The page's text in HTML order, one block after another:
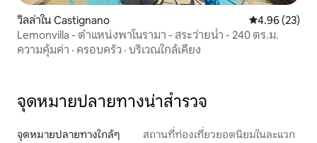
วิลล่าใน Castignano คะแนนเฉลี่ย
4.96 (23)
Lemonvilla - ตำแหน่งพาโนรามา - สระว่ายน้ำ - 240 ตร.ม.
ความคุ้มค่า · ครอบครัว · บริเวณใกล้เคียง
จุดหมายปลายทางน่าสำรวจ
จุดหมายปลายทางใกล้ๆ สถานที่ท่องเที่ยวยอดนิยมในละแวก